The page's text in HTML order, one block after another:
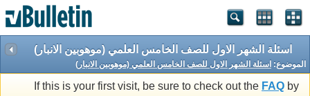
اسئلة الشهر الاول للصف الخامس العلمي (موهوبين الانبار)
الموضوع: اسئلة الشهر الاول للصف الخامس العلمي (موهوبين الانبار)
If this is your first visit, be sure to check out the FAQ by